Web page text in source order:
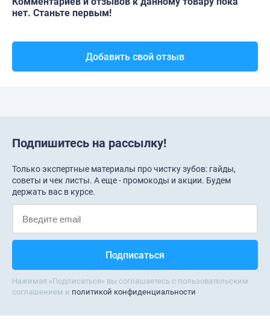
нет. Станьте первым!
Добавить свой отзыв
Подпишитесь на рассылку!
Только экспертные материалы про чистку зубов: гайды,
советы и чек листы. А еще - промокоды и акции. Будем
держать вас в курсе.
Нажимая «Подписаться» вы соглашаетесь с пользовательским
соглашением и политикой конфиденциальности